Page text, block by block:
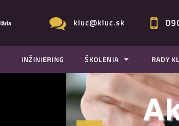
kluc@kluc.sk
INŽINIERING ŠKOLENIA RADY